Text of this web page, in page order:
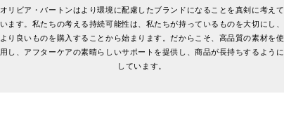
オリビア・バートンはより環境に配慮したブランドになることを真剣に考えて
います。私たちの考える持続可能性は、私たちが持っているものを大切にし、
より良いものを購入することから始まります。だからこそ、高品質の素材を使
用し、アフターケアの素晴らしいサポートを提供し、商品が長持ちするように
しています。